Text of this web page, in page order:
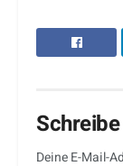
Deine E-Mail-